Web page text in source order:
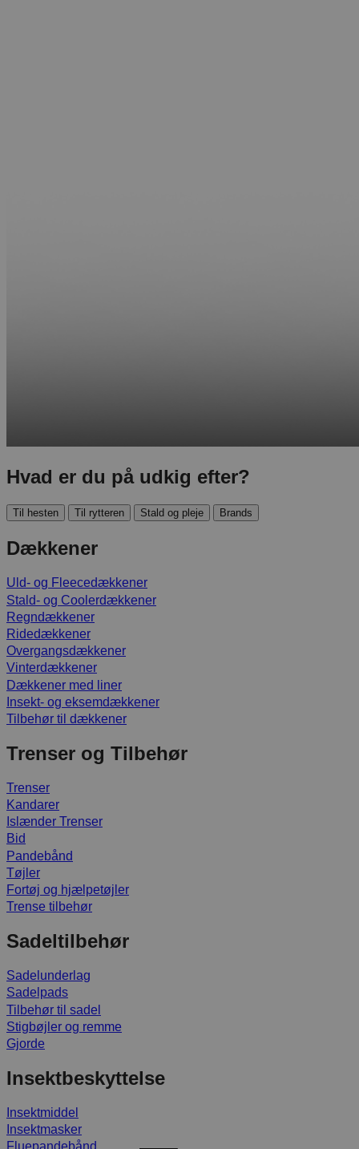
Hvad er du på udkig efter?
Til hesten Til rytteren Stald og pleje Brands
Dækkener
Uld- og Fleecedækkener
Stald- og Coolerdækkener
Regndækkener
Ridedækkener
Overgangsdækkener
Vinterdækkener
Dækkener med liner
Insekt- og eksemdækkener
Tilbehør til dækkener
Trenser og Tilbehør
Trenser
Kandarer
Islænder Trenser
Bid
Pandebånd
Tøjler
Fortøj og hjælpetøjler
Trense tilbehør
Sadeltilbehør
Sadelunderlag
Sadelpads
Tilbehør til sadel
Stigbøjler og remme
Gjorde
Insektbeskyttelse
Insektmiddel
Insektmasker